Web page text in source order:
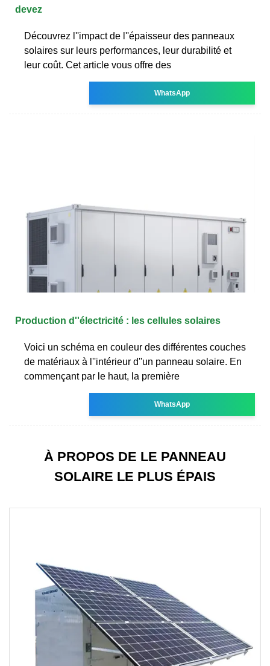
devez
Découvrez l''impact de l''épaisseur des panneaux
solaires sur leurs performances, leur durabilité et
leur coût. Cet article vous offre des
WhatsApp
Production d''électricité : les cellules solaires
Voici un schéma en couleur des différentes couches
de matériaux à l''intérieur d''un panneau solaire. En
commençant par le haut, la première
WhatsApp
À PROPOS DE LE PANNEAU
SOLAIRE LE PLUS ÉPAIS